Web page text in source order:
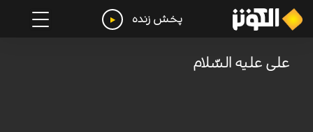
پخش زنده
علی علیه السّلام